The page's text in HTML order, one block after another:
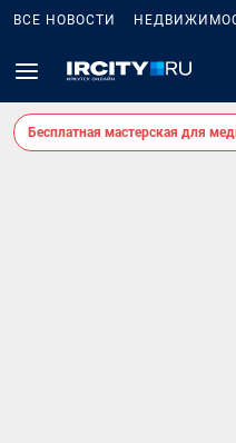
ВСЕ НОВОСТИ
Бесплатная мастерская для